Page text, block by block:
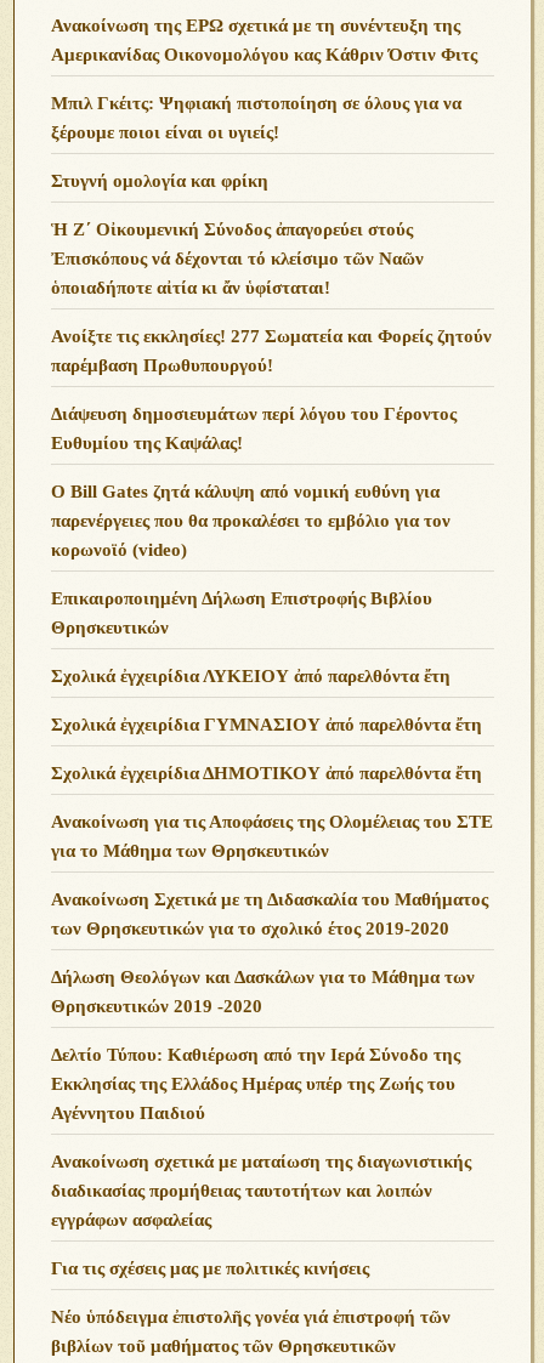
Ανακοίνωση της ΕΡΩ σχετικά με τη συνέντευξη της
Αμερικανίδας Οικονομολόγου κας Κάθριν Όστιν Φιτς
Μπιλ Γκέιτς: Ψηφιακή πιστοποίηση σε όλους για να
ξέρουμε ποιοι είναι οι υγιείς!
Στυγνή ομολογία και φρίκη
Ἡ Ζ΄ Οἰκουμενική Σύνοδος ἀπαγορεύει στούς
Ἐπισκόπους νά δέχονται τό κλείσιμο τῶν Ναῶν
ὁποιαδήποτε αἰτία κι ἄν ὑφίσταται!
Ανoίξτε τις εκκλησίες! 277 Σωματεία και Φορείς ζητούν
παρέμβαση Πρωθυπουργού!
Διάψευση δημοσιευμάτων περί λόγου του Γέροντος
Ευθυμίου της Καψάλας!
O Bill Gates ζητά κάλυψη από νομική ευθύνη για
παρενέργειες που θα προκαλέσει το εμβόλιο για τον
κορωνοϊό (video)
Επικαιροποιημένη Δήλωση Επιστροφής Βιβλίου
Θρησκευτικών
Σχολικά ἐγχειρίδια ΛΥΚΕΙΟΥ ἀπό παρελθόντα ἔτη
Σχολικά ἐγχειρίδια ΓΥΜΝΑΣΙΟΥ ἀπό παρελθόντα ἔτη
Σχολικά ἐγχειρίδια ΔΗΜΟΤΙΚΟΥ ἀπό παρελθόντα ἔτη
Ανακοίνωση για τις Αποφάσεις της Ολομέλειας του ΣΤΕ
για το Μάθημα των Θρησκευτικών
Ανακοίνωση Σχετικά με τη Διδασκαλία του Μαθήματος
των Θρησκευτικών για το σχολικό έτος 2019-2020
Δήλωση Θεολόγων και Δασκάλων για το Μάθημα των
Θρησκευτικών 2019 -2020
Δελτίο Τύπου: Καθιέρωση από την Ιερά Σύνοδο της
Εκκλησίας της Ελλάδος Ημέρας υπέρ της Ζωής του
Αγέννητου Παιδιού
Ανακοίνωση σχετικά με ματαίωση της διαγωνιστικής
διαδικασίας προμήθειας ταυτοτήτων και λοιπών
εγγράφων ασφαλείας
Για τις σχέσεις μας με πολιτικές κινήσεις
Νέο ὑπόδειγμα ἐπιστολῆς γονέα γιά ἐπιστροφή τῶν
βιβλίων τοῦ μαθήματος τῶν Θρησκευτικῶν